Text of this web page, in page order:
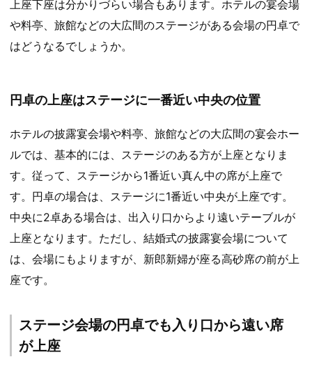
上座下座は分かりづらい場合もあります。ホテルの宴会場
や料亭、旅館などの大広間のステージがある会場の円卓で
はどうなるでしょうか。
円卓の上座はステージに一番近い中央の位置
ホテルの披露宴会場や料亭、旅館などの大広間の宴会ホー
ルでは、基本的には、ステージのある方が上座となりま
す。従って、ステージから1番近い真ん中の席が上座で
す。円卓の場合は、ステージに1番近い中央が上座です。
中央に2卓ある場合は、出入り口からより遠いテーブルが
上座となります。ただし、結婚式の披露宴会場について
は、会場にもよりますが、新郎新婦が座る高砂席の前が上
座です。
ステージ会場の円卓でも入り口から遠い席
が上座